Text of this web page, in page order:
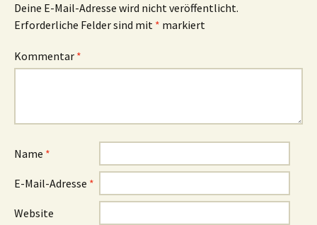
Deine E-Mail-Adresse wird nicht veröffentlicht.
Erforderliche Felder sind mit * markiert
Kommentar *
Name *
E-Mail-Adresse *
Website